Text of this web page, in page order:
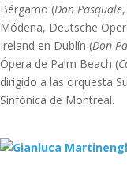
Bérgamo (Don Pasquale,
Módena, Deutsche
Ireland en Dublín (Don
Ópera de Palm Beach (
dirigido a las orquesta
Sinfónica de Montreal.